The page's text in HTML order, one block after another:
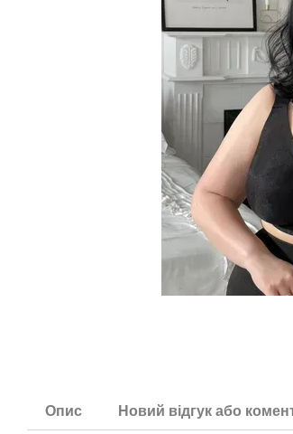
Опис Новий відгук або